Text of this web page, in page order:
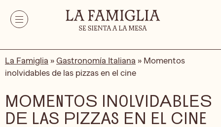
La Famiglia » Gastronomía Italiana » Momentos
inolvidables de las pizzas en el cine
MOMENTOS INOLVIDABLES
DE LAS PIZZAS EN EL CINE